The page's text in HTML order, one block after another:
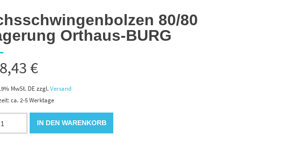
80/80
Orthaus-BURG
€
MwSt. DE zzgl.Versand
ca. 2-5 Werktage
IN DEN WARENKORB